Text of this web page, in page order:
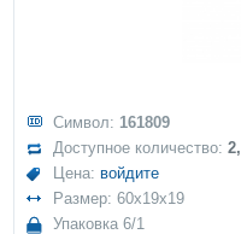
Символ: 161809
Доступное количество:2,
Цена: войдите
Размер: 60x19x19
Упаковка 6/1